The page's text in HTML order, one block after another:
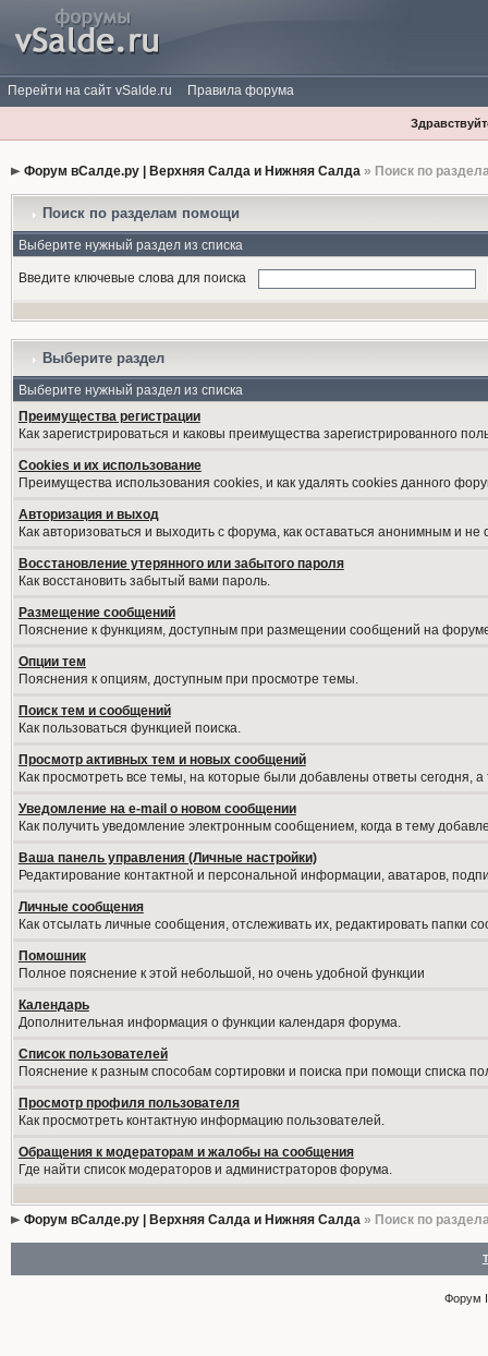
Перейти на сайт vSalde.ru Правила форума
Форум вСалде.ру | Верхняя Салда и Нижняя Салда» Поиск по
Поиск по разделам помощи
Выберите нужный раздел из списка
Введите ключевые слова для поиска
Выберите раздел
Выберите нужный раздел из списка
Преимущества регистрации
Как зарегистрироваться и каковы преимущества зарегистрированного
Cookies и их использование
Преимущества использования cookies, и как удалять cookies данного
Авторизация и выход
Как авторизоваться и выходить с форума, как оставаться анонимным и
Восстановление утерянного или забытого пароля
Как восстановить забытый вами пароль.
Размещение сообщений
Пояснение к функциям, доступным при размещении сообщений на
Опции тем
Пояснения к опциям, доступным при просмотре темы.
Поиск тем и сообщений
Как пользоваться функцией поиска.
Просмотр активных тем и новых сообщений
Как просмотреть все темы, на которые были добавлены ответы сегодня,
Уведомление на е-mail о новом сообщении
Как получить уведомление электронным сообщением, когда в тему
Ваша панель управления (Личные настройки)
Редактирование контактной и персональной информации, аватаров,
Личные сообщения
Как отсылать личные сообщения, отслеживать их, редактировать папки
Помошник
Полное пояснение к этой небольшой, но очень удобной функции
Календарь
Дополнительная информация о функции календаря форума.
Список пользователей
Пояснение к разным способам сортировки и поиска при помощи списка
Просмотр профиля пользователя
Как просмотреть контактную информацию пользователей.
Обращения к модераторам и жалобы на сообщения
Где найти список модераторов и администраторов форума.
Форум вСалде.ру | Верхняя Салда и Нижняя Салда» Поиск по
Форум